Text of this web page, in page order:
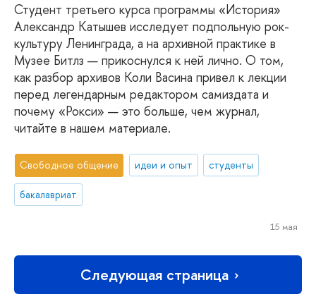
Студент третьего курса программы «История»
Александр Катышев исследует подпольную рок-
культуру Ленинграда, а на архивной практике в
Музее Битлз — прикоснулся к ней лично. О том,
как разбор архивов Коли Васина привел к лекции
перед легендарным редактором самиздата и
почему «Рокси» — это больше, чем журнал,
читайте в нашем материале.
Свободное общение идеи и опыт студенты
бакалавриат
15 мая
Следующая страница